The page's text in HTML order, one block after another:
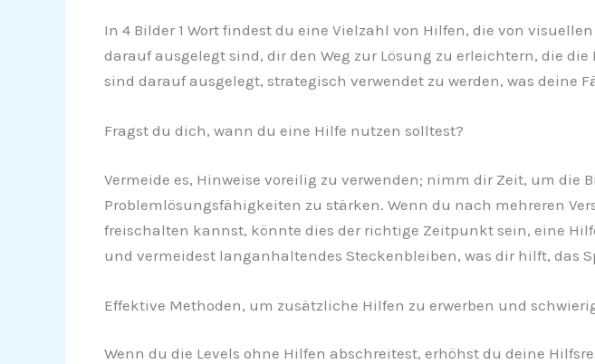
In 4 Bilder 1 Wort findest du eine Vielzahl von Hilfen, die von
darauf ausgelegt sind, dir den Weg zur Lösung zu erleichtern, die
sind darauf ausgelegt, strategisch verwendet zu werden, was deine
Fragst du dich, wann du eine Hilfe nutzen solltest?
Vermeide es, Hinweise voreilig zu verwenden; nimm dir Zeit, um
Problemlösungsfähigkeiten zu stärken. Wenn du nach mehreren
freischalten kannst, könnte dies der richtige Zeitpunkt sein, eine
und vermeidest langanhaltendes Steckenbleiben, was dir hilft, das
Effektive Methoden, um zusätzliche Hilfen zu erwerben und
Wenn du die Levels ohne Hilfen abschreitest, erhöhst du deine